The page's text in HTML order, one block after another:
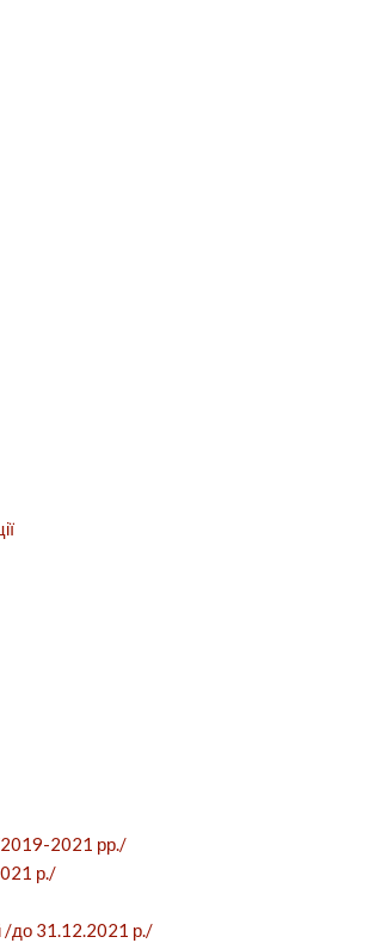
2021 рр./
р./
/до 31.12.2021 р./